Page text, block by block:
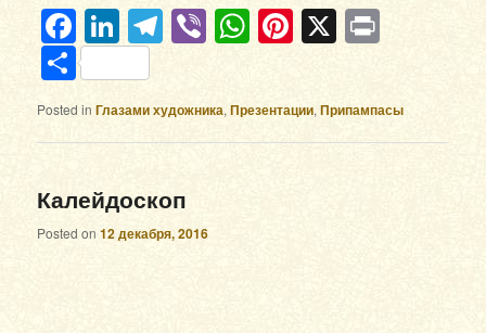
Facebook
LinkedIn
Telegram
ViberWhatsApp
Pinterest
X
Отправить
Posted in Глазами художника,Презентации,Припампасы
Калейдоскоп
Posted on12 декабря, 2016